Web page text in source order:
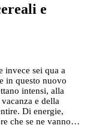
e
invece sei qua a
in questo nuovo
intensi, alla
e della
Di energie,
che se ne vanno…